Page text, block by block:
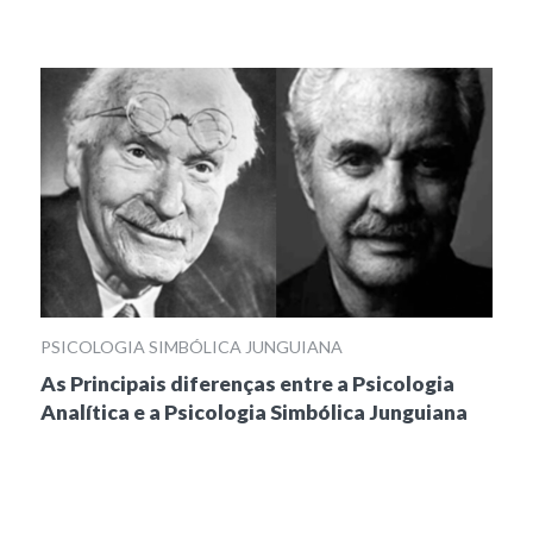
PSICOLOGIA SIMBÓLICA JUNGUIANA
As Principais diferenças entre a Psicologia
Analítica e a Psicologia Simbólica Junguiana